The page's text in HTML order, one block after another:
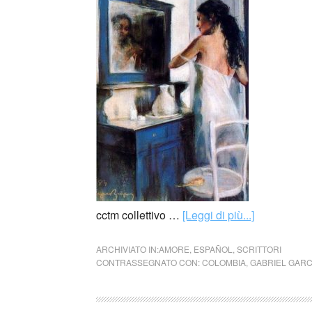
cctm collettivo … [Leggi di più...]
ARCHIVIATO IN:AMORE ESPAÑOL
SCRITTORI
CONTRASSEGNATO CON:COLOMBIA GABRIEL